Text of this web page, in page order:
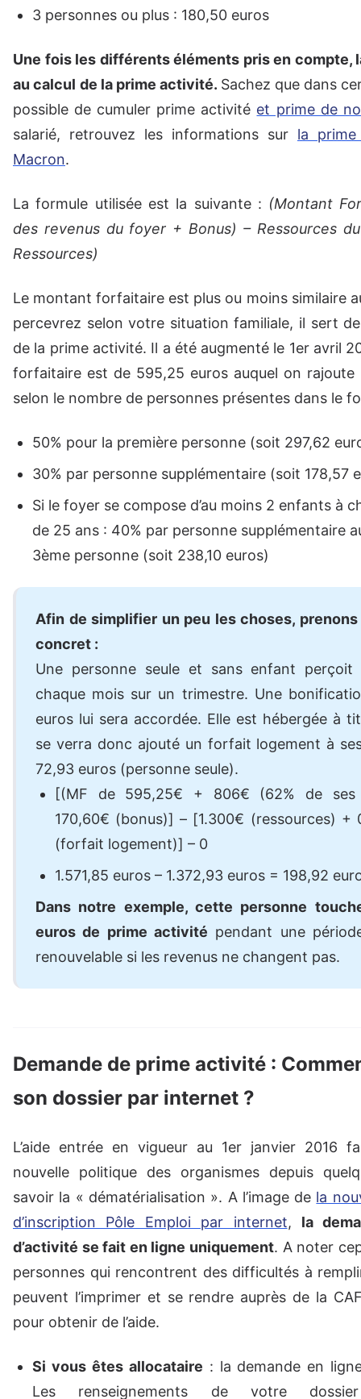
3 personnes ou plus : 180,50 euros
Une fois les différents éléments pris en compte,
au calcul de la prime activité. Sachez que dans
possible de cumuler prime activité et prime de
salarié, retrouvez les informations sur la prime
Macron.
La formule utilisée est la suivante : (Montant
des revenus du foyer + Bonus) – Ressources
Ressources)
Le montant forfaitaire est plus ou moins similaire
percevrez selon votre situation familiale, il sert
de la prime activité. Il a été augmenté le 1er avril
forfaitaire est de 595,25 euros auquel on
selon le nombre de personnes présentes dans le
50% pour la première personne (soit 297,62
30% par personne supplémentaire (soit 178,57
Si le foyer se compose d’au moins 2 enfants à
de 25 ans : 40% par personne supplémentaire
3ème personne (soit 238,10 euros)
Afin de simplifier un peu les choses,
concret :
Une personne seule et sans enfant perçoit
chaque mois sur un trimestre. Une
euros lui sera accordée. Elle est hébergée à
se verra donc ajouté un forfait logement à
72,93 euros (personne seule).
[(MF de 595,25€ + 806€ (62% de ses
170,60€ (bonus)] – [1.300€ (ressources) +
(forfait logement)] – 0
1.571,85 euros – 1.372,93 euros = 198,92
Dans notre exemple, cette personne
euros de prime activité pendant une
renouvelable si les revenus ne changent pas.
Demande de prime activité :
son dossier par internet ?
L’aide entrée en vigueur au 1er janvier 2016
nouvelle politique des organismes depuis
savoir la « dématérialisation ». A l’image de la
d’inscription Pôle Emploi par internet, la
d’activité se fait en ligne uniquement. A noter
personnes qui rencontrent des difficultés à
peuvent l’imprimer et se rendre auprès de la
pour obtenir de l’aide.
Si vous êtes allocataire : la demande en
Les renseignements de votre